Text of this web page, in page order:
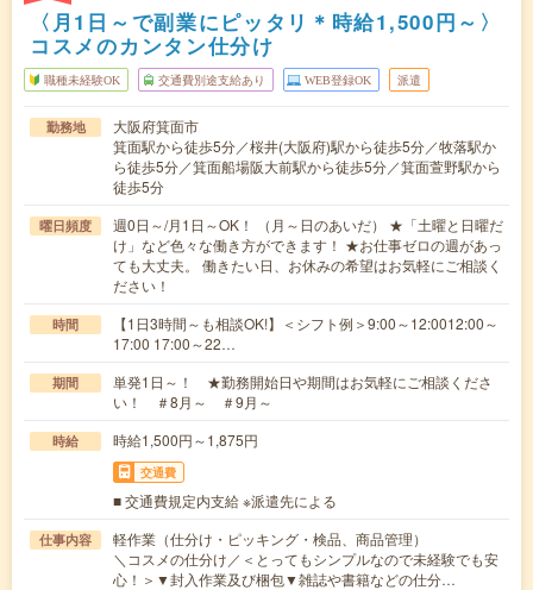
〈月1日～で副業にピッタリ＊時給1,500円～〉
コスメのカンタン仕分け
職種未経験OK 交通費別途支給あり WEB登録OK 派遣
勤務地
大阪府箕面市
箕面駅から徒歩5分／桜井(大阪府)駅から徒歩5分／牧落駅か
ら徒歩5分／箕面船場阪大前駅から徒歩5分／箕面萱野駅から
徒歩5分
曜日頻度
週0日～/月1日～OK！ （月～日のあいだ） ★「土曜と日曜だ
け」など色々な働き方ができます！ ★お仕事ゼロの週があっ
ても大丈夫。 働きたい日、お休みの希望はお気軽にご相談く
ださい！
時間
【1日3時間～も相談OK!】＜シフト例＞9:00～12:0012:00～
17:00 17:00～22…
期間
単発1日～！ ★勤務開始日や期間はお気軽にご相談くださ
い！ ＃8月～ ＃9月～
時給 時給1,500円～1,875円
交通費
■ 交通費規定内支給 ※派遣先による
仕事内容
軽作業（仕分け・ピッキング・検品、商品管理）
＼コスメの仕分け／＜とってもシンプルなので未経験でも安
心！＞▼封入作業及び梱包▼雑誌や書籍などの仕分…